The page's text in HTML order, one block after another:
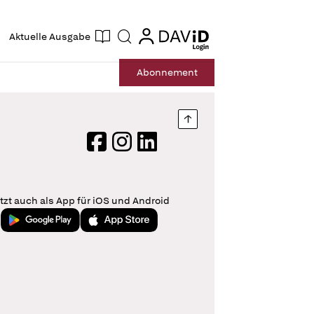
Aktuelle Ausgabe Suche login
login
Abonnement
Nach oben springen
FacebookInstagram
LinkedIn
auch als App für iOS und Android
Jetzt bei Google PlayLaden im App Store